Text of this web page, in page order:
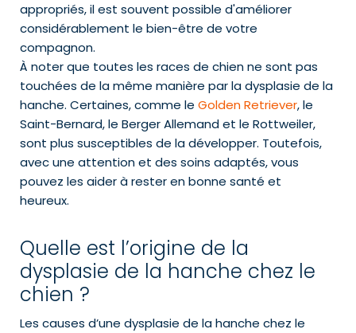
appropriés, il est souvent possible d'améliorer
considérablement le bien-être de votre
compagnon.
À noter que toutes les races de chien ne sont pas
touchées de la même manière par la dysplasie de la
hanche. Certaines, comme le Golden Retriever, le
Saint-Bernard, le Berger Allemand et le Rottweiler,
sont plus susceptibles de la développer. Toutefois,
avec une attention et des soins adaptés, vous
pouvez les aider à rester en bonne santé et
heureux.
Quelle est l’origine de la
dysplasie de la hanche chez le
chien ?
Les causes d’une dysplasie de la hanche chez le